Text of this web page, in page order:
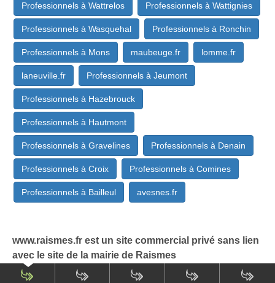
Professionnels à Wattrelos Professionnels à Wattignies
Professionnels à Wasquehal Professionnels à Ronchin
Professionnels à Mons maubeuge.fr lomme.fr
laneuville.fr Professionnels à Jeumont
Professionnels à Hazebrouck
Professionnels à Hautmont
Professionnels à Gravelines Professionnels à Denain
Professionnels à Croix Professionnels à Comines
Professionnels à Bailleul avesnes.fr
www.raismes.fr est un site commercial privé sans lien
avec le site de la mairie de Raismes